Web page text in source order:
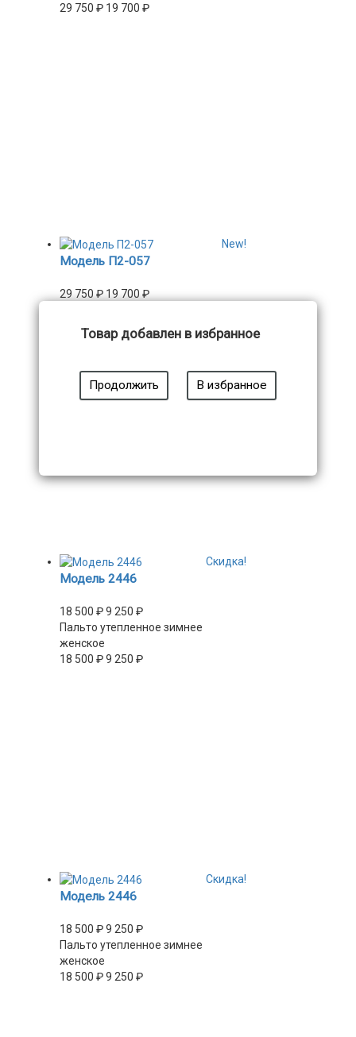
29 750 ₽ 19 700 ₽
New!
Модель П2-057
29 750 ₽ 19 700 ₽
29 750
19 700₽
Скидка!
Модель 2446
18 500 ₽9 250 ₽
Пальто утепленное зимнее
женское
18 500 ₽9 250 ₽
Скидка!
Модель 2446
18 500 ₽9 250 ₽
Пальто утепленное зимнее
женское
18 500 ₽9 250 ₽
Товар добавлен в избранное
Продолжить В избранное